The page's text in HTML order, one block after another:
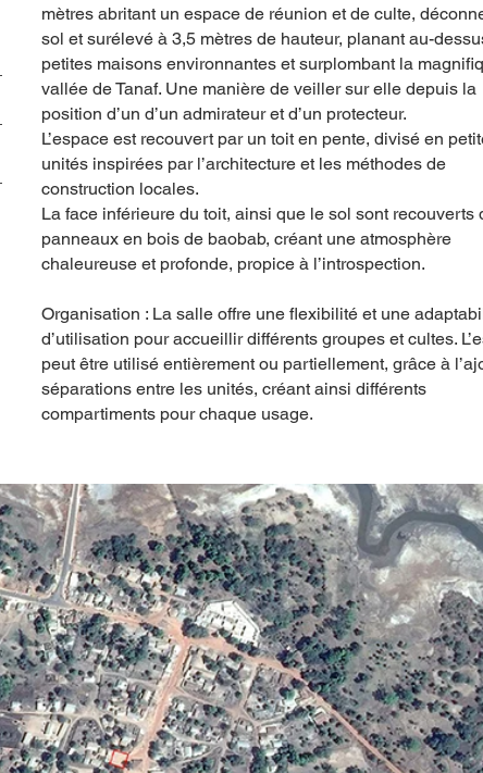
mètres abritant un espace de réunion et de culte,
sol et surélevé à 3,5 mètres de hauteur, planant au-
petites maisons environnantes et surplombant la
vallée de Tanaf. Une manière de veiller sur elle depuis la
position d’un d’un admirateur et d’un protecteur.
L’espace est recouvert par un toit en pente, divisé en
unités inspirées par l’architecture et les méthodes de
construction locales.
La face inférieure du toit, ainsi que le sol sont recouverts
panneaux en bois de baobab, créant une atmosphère
chaleureuse et profonde, propice à l’introspection.
Organisation : La salle offre une flexibilité et une
d’utilisation pour accueillir différents groupes et cultes.
peut être utilisé entièrement ou partiellement, grâce à
séparations entre les unités, créant ainsi différents
compartiments pour chaque usage.